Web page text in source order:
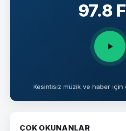
97.8
Kesintisiz müzik ve haber için
ÇOK OKUNANLAR